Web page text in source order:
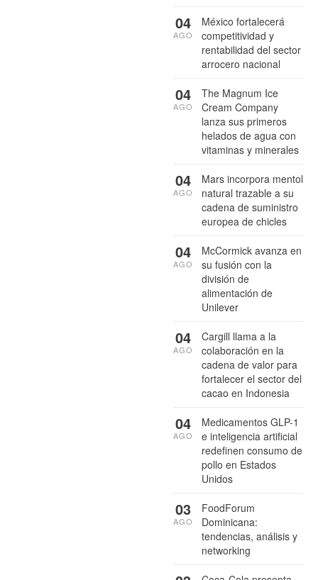
México fortalecerá
competitividad y
rentabilidad del sector
arrocero nacional
04
AGO
The Magnum Ice
Cream Company
lanza sus primeros
helados de agua con
vitaminas y minerales
04
AGO
Mars incorpora mentol
natural trazable a su
cadena de suministro
europea de chicles
04
AGO
McCormick avanza en
su fusión con la
división de
alimentación de
Unilever
04
AGO
Cargill llama a la
colaboración en la
cadena de valor para
fortalecer el sector del
cacao en Indonesia
04
AGO
Medicamentos GLP-1
e inteligencia artificial
redefinen consumo de
pollo en Estados
Unidos
04
AGO
FoodForum
Dominicana:
tendencias, análisis y
networking
03
AGO